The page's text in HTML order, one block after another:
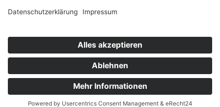
Jetzt Spenden!
Kontakt Datenschutz Impressum
© 2021-2026 | wir pflegen - Interessenvertretung u.
Selbsthilfe
pflegender Angehöriger in Thüringen e.V.